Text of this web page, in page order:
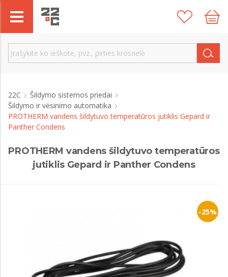
22C
Šildymo sistemos priedai
Šildymo ir vėsinimo automatika
PROTHERM vandens šildytuvo temperatūros jutiklis Gepard ir
Panther Condens
PROTHERM vandens šildytuvo temperatūros
jutiklis Gepard ir Panther Condens
-25%